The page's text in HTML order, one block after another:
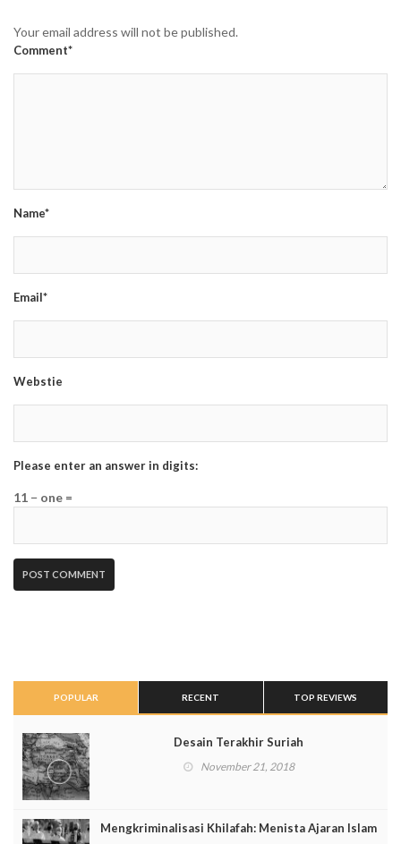
Your email address will not be published.
Comment*
Name*
Email*
Webstie
Please enter an answer in digits:
11 − one =
POPULAR RECENT TOP REVIEWS
Desain Terakhir Suriah
November 21, 2018
Mengkriminalisasi Khilafah: Menista Ajaran Islam